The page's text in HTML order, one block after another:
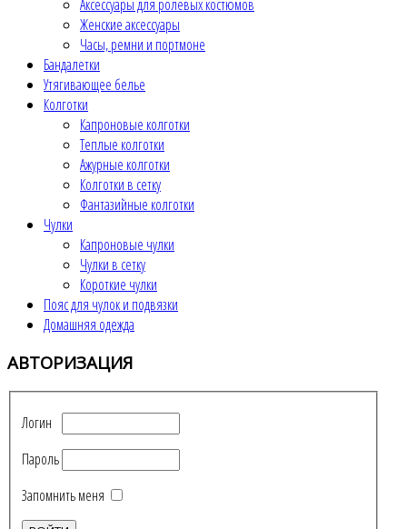
Аксессуары для ролевых костюмов
Женские аксессуары
Часы, ремни и портмоне
Бандалетки
Утягивающее белье
Колготки
Капроновые колготки
Теплые колготки
Ажурные колготки
Колготки в сетку
Фантазийные колготки
Чулки
Капроновые чулки
Чулки в сетку
Короткие чулки
Пояс для чулок и подвязки
Домашняя одежда
АВТОРИЗАЦИЯ
Логин
Пароль
Запомнить меня